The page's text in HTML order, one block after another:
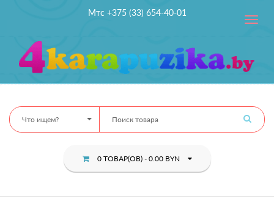
Мтс +375 (33) 654-40-01
Toggle
Что ищем?
0 ТОВАР(ОВ) - 0.00 BYN